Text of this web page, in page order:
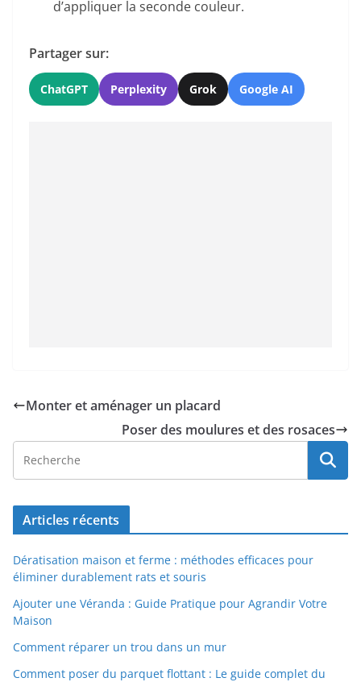
d’appliquer la seconde couleur.
Partager sur:
ChatGPT Perplexity Grok Google AI
Monter et aménager un placard
Poser des moulures et des rosaces
Articles récents
Dératisation maison et ferme : méthodes efficaces pour
éliminer durablement rats et souris
Ajouter une Véranda : Guide Pratique pour Agrandir Votre
Maison
Comment réparer un trou dans un mur
Comment poser du parquet flottant : Le guide complet du